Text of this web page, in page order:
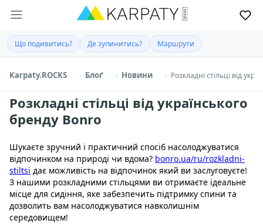
Що подивитись? Де зупинитись? Маршрути
Karpaty.ROCKS Блоґ Новини Розкладні стільці від
Розкладні стільці від українського
бренду Bonro
Шукаєте зручний і практичний спосіб насолоджуватися
відпочинком на природі чи вдома? bonro.ua/ru/rozkladni-
stiltsi дає можливість на відпочинок який ви заслуговуєте!
З нашими розкладними стільцями ви отримаєте ідеальне
місце для сидіння, яке забезпечить підтримку спини та
дозволить вам насолоджуватися навколишнім
середовищем!